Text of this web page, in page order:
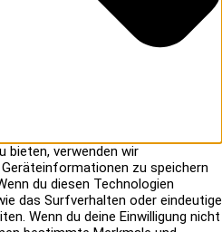
bieten, verwenden wir
zu speichern
du diesen Technologien
das Surfverhalten oder eindeutige
Wenn du deine Einwilligung nicht